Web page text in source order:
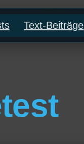
Text-Beiträge